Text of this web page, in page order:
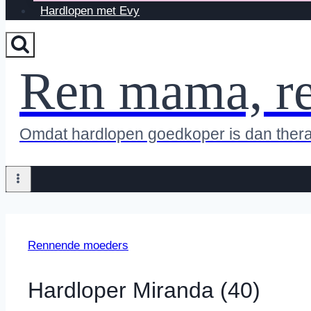
Hardlopen met Evy
Ren mama,
Omdat hardlopen goedkoper is dan
Rennende moeders
Hardloper Miranda (40)